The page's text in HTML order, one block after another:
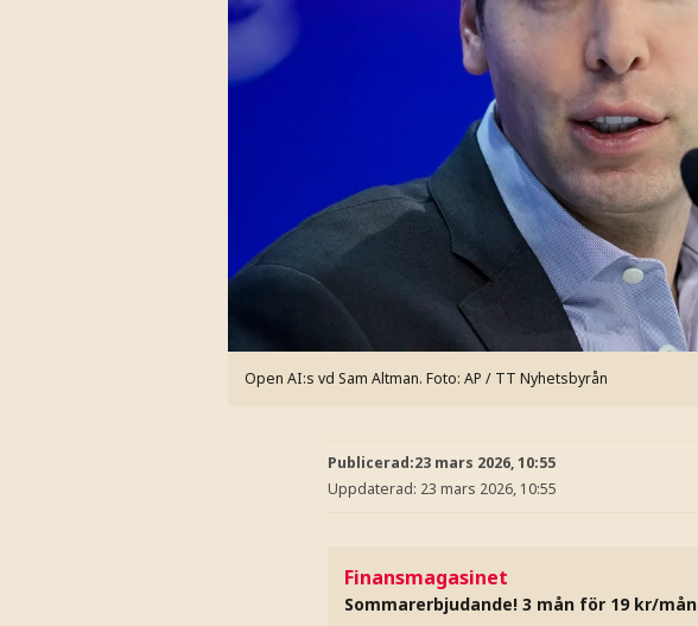
Open AI:s vd Sam Altman. Foto: AP / TT Nyhetsbyrån
Publicerad:23 mars 2026, 10:55
Uppdaterad: 23 mars 2026, 10:55
Finansmagasinet
Sommarerbjudande! 3 mån för 19 kr/mån